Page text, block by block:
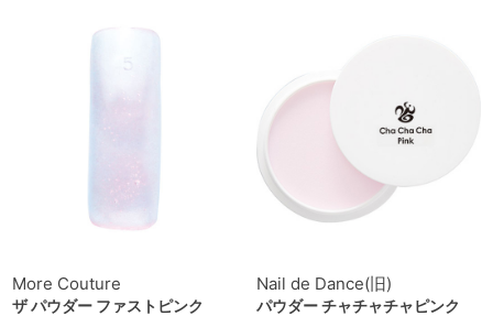
More Couture
ザ パウダー ファストピンク
Nail de Dance(旧)
パウダー チャチャチャピンク